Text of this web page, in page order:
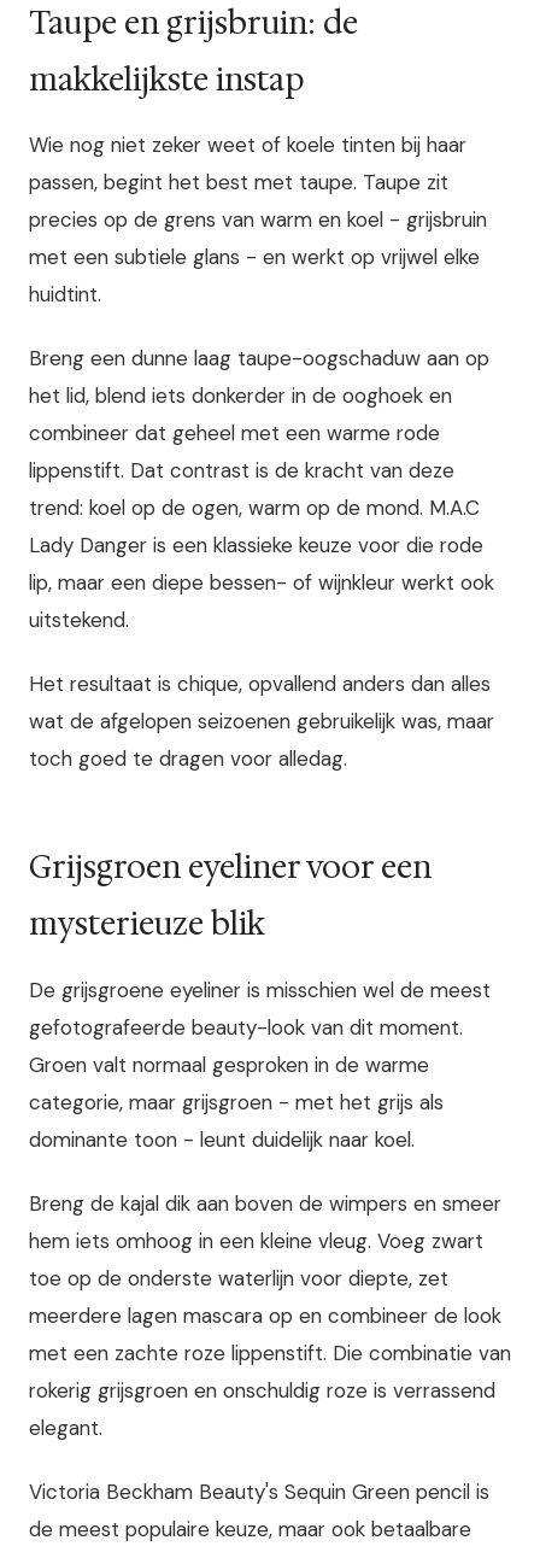
Taupe en grijsbruin: de
makkelijkste instap
Wie nog niet zeker weet of koele tinten bij haar
passen, begint het best met taupe. Taupe zit
precies op de grens van warm en koel - grijsbruin
met een subtiele glans - en werkt op vrijwel elke
huidtint.
Breng een dunne laag taupe-oogschaduw aan op
het lid, blend iets donkerder in de ooghoek en
combineer dat geheel met een warme rode
lippenstift. Dat contrast is de kracht van deze
trend: koel op de ogen, warm op de mond. M.A.C
Lady Danger is een klassieke keuze voor die rode
lip, maar een diepe bessen- of wijnkleur werkt ook
uitstekend.
Het resultaat is chique, opvallend anders dan alles
wat de afgelopen seizoenen gebruikelijk was, maar
toch goed te dragen voor alledag.
Grijsgroen eyeliner voor een
mysterieuze blik
De grijsgroene eyeliner is misschien wel de meest
gefotografeerde beauty-look van dit moment.
Groen valt normaal gesproken in de warme
categorie, maar grijsgroen - met het grijs als
dominante toon - leunt duidelijk naar koel.
Breng de kajal dik aan boven de wimpers en smeer
hem iets omhoog in een kleine vleug. Voeg zwart
toe op de onderste waterlijn voor diepte, zet
meerdere lagen mascara op en combineer de look
met een zachte roze lippenstift. Die combinatie van
rokerig grijsgroen en onschuldig roze is verrassend
elegant.
Victoria Beckham Beauty's Sequin Green pencil is
de meest populaire keuze, maar ook betaalbare